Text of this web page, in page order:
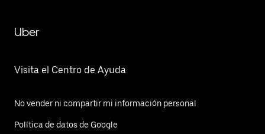
Uber
Visita el Centro de Ayuda
No vender ni compartir mi información personal
Política de datos de Google